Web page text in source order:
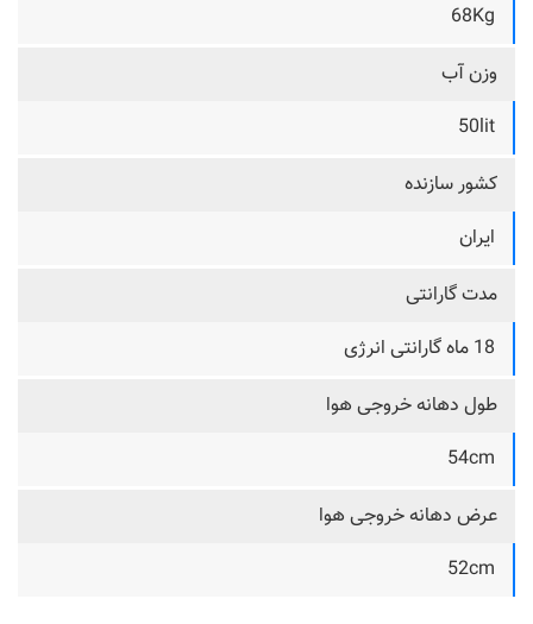
68Kg
وزن آب
50lit
کشور سازنده
ایران
مدت گارانتی
18 ماه گارانتی انرژی
طول دهانه خروجی هوا
54cm
عرض دهانه خروجی هوا
52cm